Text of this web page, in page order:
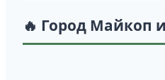
🔥 Город Майкоп